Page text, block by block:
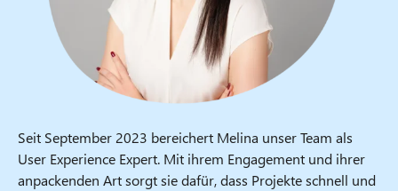
Seit September 2023 bereichert Melina unser Team als
User Experience Expert. Mit ihrem Engagement und ihrer
anpackenden Art sorgt sie dafür, dass Projekte schnell und